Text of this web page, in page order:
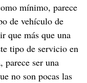
mínimo, parece
de vehículo de
que más que una
tipo de servicio en
parece ser una
no son pocas las